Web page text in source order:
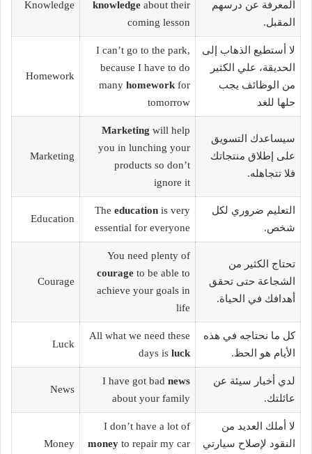
المعرفة عن درسهم
المقبل.
knowledge about their
coming lesson
Knowledge
لا أستطيع الذهاب إلى
الحديقة، علي الكثير
من الوظائف يجب
حلها للغد
I can’t go to the park,
because I have to do
many homework for
tomorrow
Homework
سيساعدك التسويق
على إطلاق منتجاتك
فلا تتجاهله.
Marketing will help
you in lunching your
products so don’t
ignore it
Marketing
التعليم ضروري لكل
شخص.
The education is very
essential for everyone
Education
تحتاج الكثير من
الشجاعة حتى تحقق
أهدافك في الحياة.
You need plenty of
courage to be able to
achieve your goals in
life
Courage
كل ما نحتاجه في هذه
الأيام هو الحظ.
All what we need these
days is luck
Luck
لدي أخبار سيئة عن
عائلتك.
I have got bad news
about your family
News
لا أملك العديد من
النقود لإصلاح سيارتي
I don’t have a lot of
money to repair my car
Money